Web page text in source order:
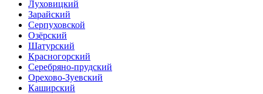
Луховицкий
Зарайский
Серпуховской
Озёрский
Шатурский
Красногорский
Серебряно-прудский
Орехово-Зуевский
Каширский